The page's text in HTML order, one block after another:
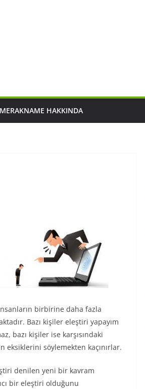
MERAKNAME HAKKINDA
birbirine daha fazla
Bazı kişiler eleştiri yapayım
bazı kişiler ise karşısındaki
eksiklerini söylemekten kaçınırlar.
denilen yeni bir kavram
bir eleştiri olduğunu